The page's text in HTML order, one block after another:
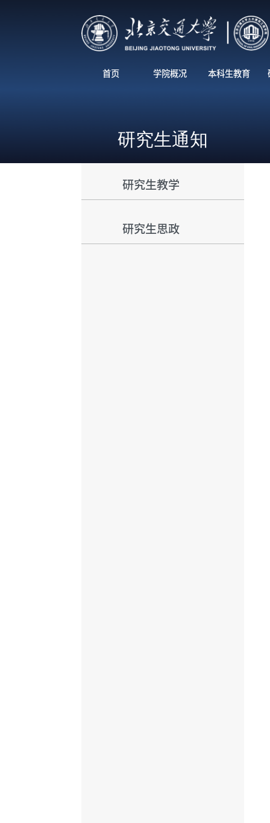
首页 学院概况 本科生教育
研究生通知
研究生教学
研究生思政